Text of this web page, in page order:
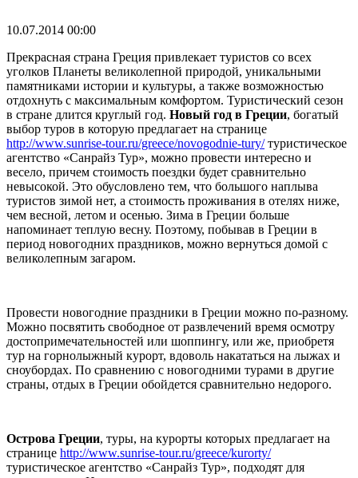
10.07.2014 00:00
Прекрасная страна Греция привлекает туристов со всех
уголков Планеты великолепной природой, уникальными
памятниками истории и культуры, а также возможностью
отдохнуть с максимальным комфортом. Туристический сезон
в стране длится круглый год. Новый год в Греции, богатый
выбор туров в которую предлагает на странице
http://www.sunrise-tour.ru/greece/novogodnie-tury/туристическое
агентство «Санрайз Тур», можно провести интересно и
весело, причем стоимость поездки будет сравнительно
невысокой. Это обусловлено тем, что большого наплыва
туристов зимой нет, а стоимость проживания в отелях ниже,
чем весной, летом и осенью. Зима в Греции больше
напоминает теплую весну. Поэтому, побывав в Греции в
период новогодних праздников, можно вернуться домой с
великолепным загаром.
Провести новогодние праздники в Греции можно по-разному.
Можно посвятить свободное от развлечений время осмотру
достопримечательностей или шоппингу, или же, приобретя
тур на горнолыжный курорт, вдоволь накататься на лыжах и
сноубордах. По сравнению с новогодними турами в другие
страны, отдых в Греции обойдется сравнительно недорого.
Острова Греции, туры, на курорты которых предлагает на
странице http://www.sunrise-tour.ru/greece/kurorty/
туристическое агентство «Санрайз Тур», подходят для